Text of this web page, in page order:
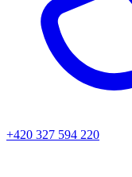
+420 327 594 220